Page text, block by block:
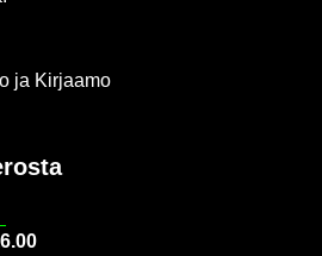
ja Kir­jaa­mo